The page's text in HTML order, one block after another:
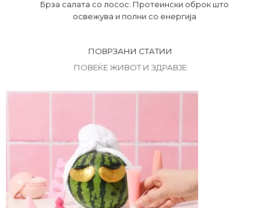
Брза салата со лосос: Протеински оброк што
освежува и полни со енергија
ПОВРЗАНИ СТАТИИ
ПОВЕЌЕ ЖИВОТ И ЗДРАВЈЕ